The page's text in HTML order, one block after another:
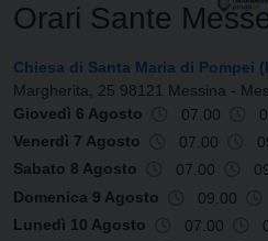
Orari Sante
Chiesa di Santa Maria di Pompei
Margherita, 25 98121 Messina -
Giovedì 6 Agosto
07.00
Venerdì 7 Agosto
07.00
Sabato 8 Agosto
07.00
Domenica 9 Agosto
09.00
Lunedì 10 Agosto
07.00